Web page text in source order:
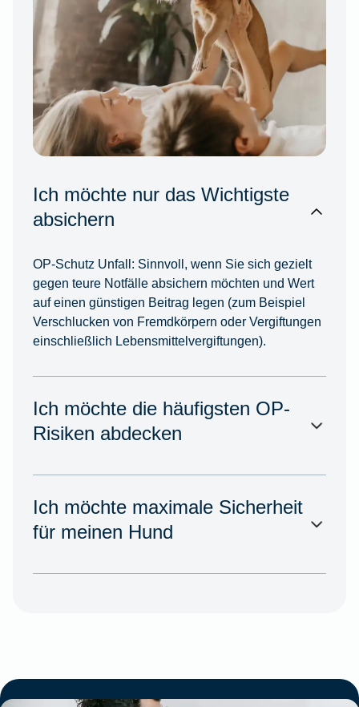
Ich möchte nur das Wichtigste
absichern
OP-Schutz Unfall: Sinnvoll, wenn Sie sich gezielt
gegen teure Notfälle absichern möchten und Wert
auf einen günstigen Beitrag legen (zum Beispiel
Verschlucken von Fremdkörpern oder Vergiftungen
einschließlich Lebensmittelvergiftungen).
Ich möchte die häufigsten OP-
Risiken abdecken
Ich möchte maximale Sicherheit
für meinen Hund